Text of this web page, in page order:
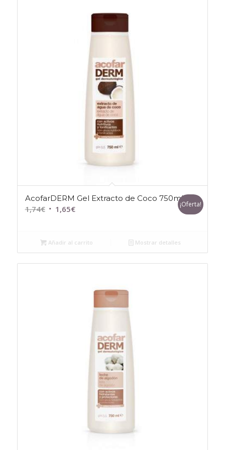
AcofarDERM Gel Extracto de Coco 750ml
1,74€ El
era:
1,65€El
es:
¡Oferta!
Añadir al carrito Mostrar detalles